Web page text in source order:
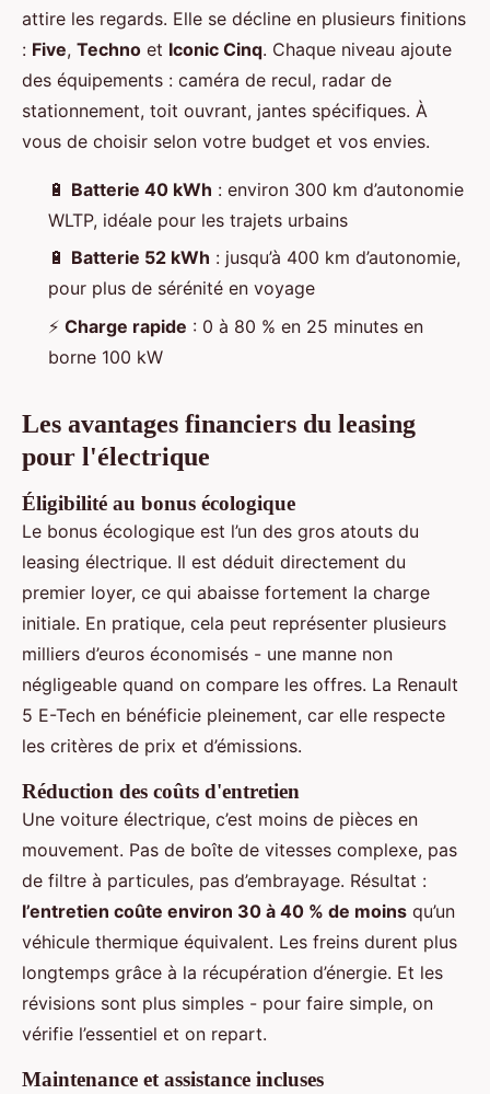
attire les regards. Elle se décline en plusieurs finitions
: Five, Techno et Iconic Cinq. Chaque niveau ajoute
des équipements : caméra de recul, radar de
stationnement, toit ouvrant, jantes spécifiques. À
vous de choisir selon votre budget et vos envies.
🔋 Batterie 40 kWh : environ 300 km d’autonomie
WLTP, idéale pour les trajets urbains
🔋 Batterie 52 kWh : jusqu’à 400 km d’autonomie,
pour plus de sérénité en voyage
⚡ Charge rapide : 0 à 80 % en 25 minutes en
borne 100 kW
Les avantages financiers du leasing
pour l'électrique
Éligibilité au bonus écologique
Le bonus écologique est l’un des gros atouts du
leasing électrique. Il est déduit directement du
premier loyer, ce qui abaisse fortement la charge
initiale. En pratique, cela peut représenter plusieurs
milliers d’euros économisés - une manne non
négligeable quand on compare les offres. La Renault
5 E-Tech en bénéficie pleinement, car elle respecte
les critères de prix et d’émissions.
Réduction des coûts d'entretien
Une voiture électrique, c’est moins de pièces en
mouvement. Pas de boîte de vitesses complexe, pas
de filtre à particules, pas d’embrayage. Résultat :
l’entretien coûte environ 30 à 40 % de moins qu’un
véhicule thermique équivalent. Les freins durent plus
longtemps grâce à la récupération d’énergie. Et les
révisions sont plus simples - pour faire simple, on
vérifie l’essentiel et on repart.
Maintenance et assistance incluses